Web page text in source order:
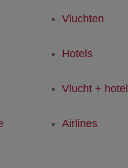
Vluchten
Hotels
Vlucht + hotel
Airlines